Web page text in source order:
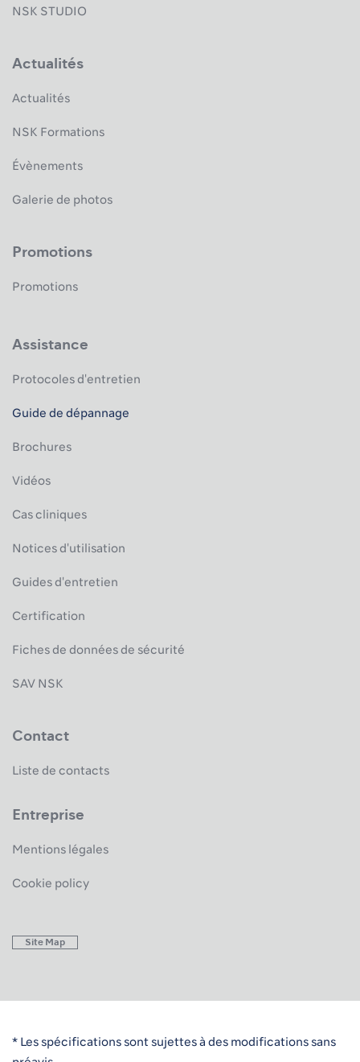
NSK STUDIO
Actualités
Actualités
NSK Formations
Évènements
Galerie de photos
Promotions
Promotions
Assistance
Protocoles d'entretien
Guide de dépannage
Brochures
Vidéos
Cas cliniques
Notices d'utilisation
Guides d'entretien
Certification
Fiches de données de sécurité
SAV NSK
Contact
Liste de contacts
Entreprise
Mentions légales
Cookie policy
Site Map
* Les spécifications sont sujettes à des modifications sans